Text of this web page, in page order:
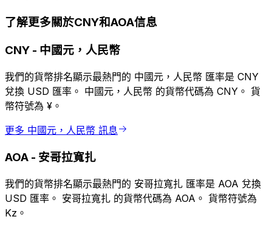
了解更多關於CNY和AOA信息
CNY - 中國元，人民幣
我們的貨幣排名顯示最熱門的 中國元，人民幣 匯率是 CNY
兌換 USD 匯率。 中國元，人民幣 的貨幣代碼為 CNY。 貨
幣符號為 ¥。
更多 中國元，人民幣 訊息
AOA - 安哥拉寬扎
我們的貨幣排名顯示最熱門的 安哥拉寬扎 匯率是 AOA 兌換
USD 匯率。 安哥拉寬扎 的貨幣代碼為 AOA。 貨幣符號為
Kz。